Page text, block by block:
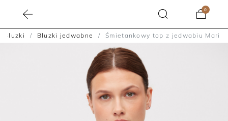
0
Bluzki Bluzki jedwabne Śmietankowy top z jedwabiu Mari